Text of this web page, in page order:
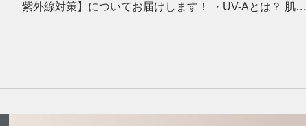
紫外線対策】についてお届けします！ ・UV-Aとは？ 肌の